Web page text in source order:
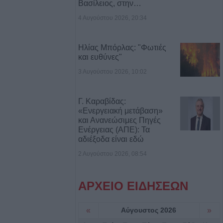
Βασίλειος, στην…
4 Αυγούστου 2026, 20:34
Ηλίας Μπόρλας: "Φωτιές
και ευθύνες"
3 Αυγούστου 2026, 10:02
Γ. Καραβίδας:
«Ενεργειακή μετάβαση»
και Ανανεώσιμες Πηγές
Ενέργειας (ΑΠΕ): Τα
αδιέξοδα είναι εδώ
2 Αυγούστου 2026, 08:54
ΑΡΧΕΙΟ ΕΙΔΗΣΕΩΝ
« Αύγουστος 2026 »